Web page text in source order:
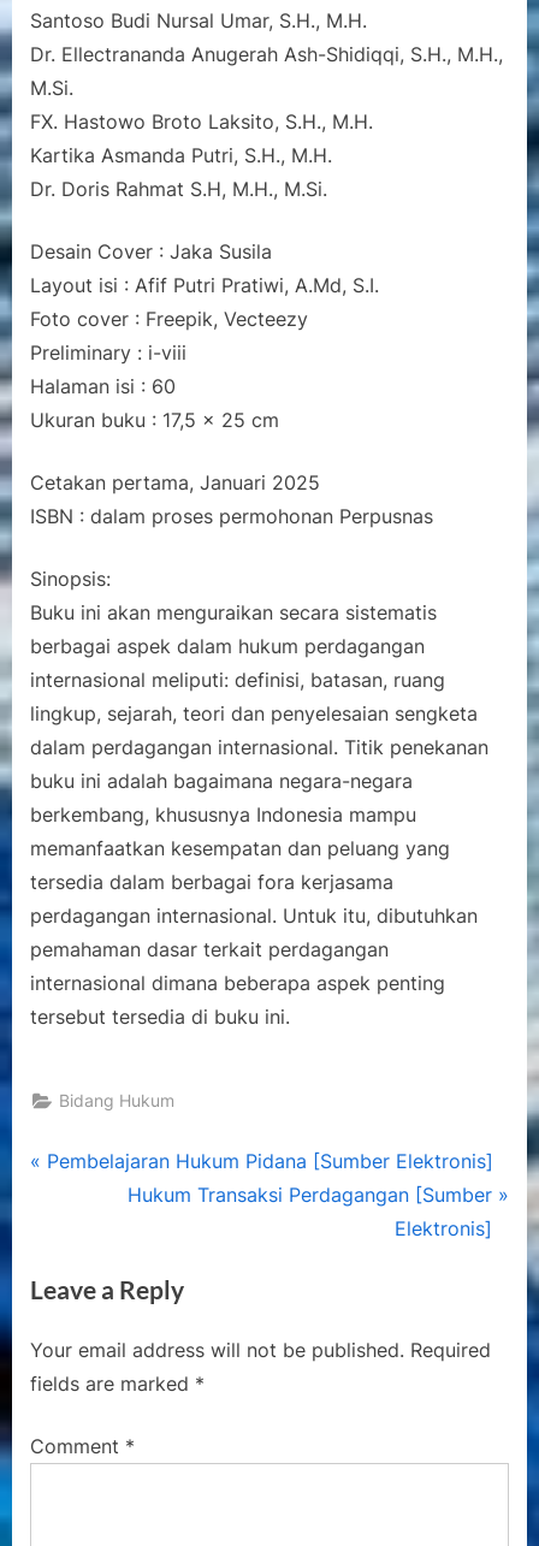
Santoso Budi Nursal Umar, S.H., M.H.
Dr. Ellectrananda Anugerah Ash-Shidiqqi, S.H., M.H.,
M.Si.
FX. Hastowo Broto Laksito, S.H., M.H.
Kartika Asmanda Putri, S.H., M.H.
Dr. Doris Rahmat S.H, M.H., M.Si.
Desain Cover : Jaka Susila
Layout isi : Afif Putri Pratiwi, A.Md, S.I.
Foto cover : Freepik, Vecteezy
Preliminary : i-viii
Halaman isi : 60
Ukuran buku : 17,5 x 25 cm
Cetakan pertama, Januari 2025
ISBN : dalam proses permohonan Perpusnas
Sinopsis:
Buku ini akan menguraikan secara sistematis
berbagai aspek dalam hukum perdagangan
internasional meliputi: definisi, batasan, ruang
lingkup, sejarah, teori dan penyelesaian sengketa
dalam perdagangan internasional. Titik penekanan
buku ini adalah bagaimana negara-negara
berkembang, khususnya Indonesia mampu
memanfaatkan kesempatan dan peluang yang
tersedia dalam berbagai fora kerjasama
perdagangan internasional. Untuk itu, dibutuhkan
pemahaman dasar terkait perdagangan
internasional dimana beberapa aspek penting
tersebut tersedia di buku ini.
Bidang Hukum
Post
P
i
u
s
o
Pembelajaran Hukum Pidana [Sumber Elektronis]
N
t
o
s
:
Hukum Transaksi Perdagangan [Sumber
Elektronis]
Leave a Reply
Your email address will not be published. Required
fields are marked *
Comment *